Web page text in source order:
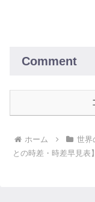
Comment
ホーム 世界
との時差・時差早見表